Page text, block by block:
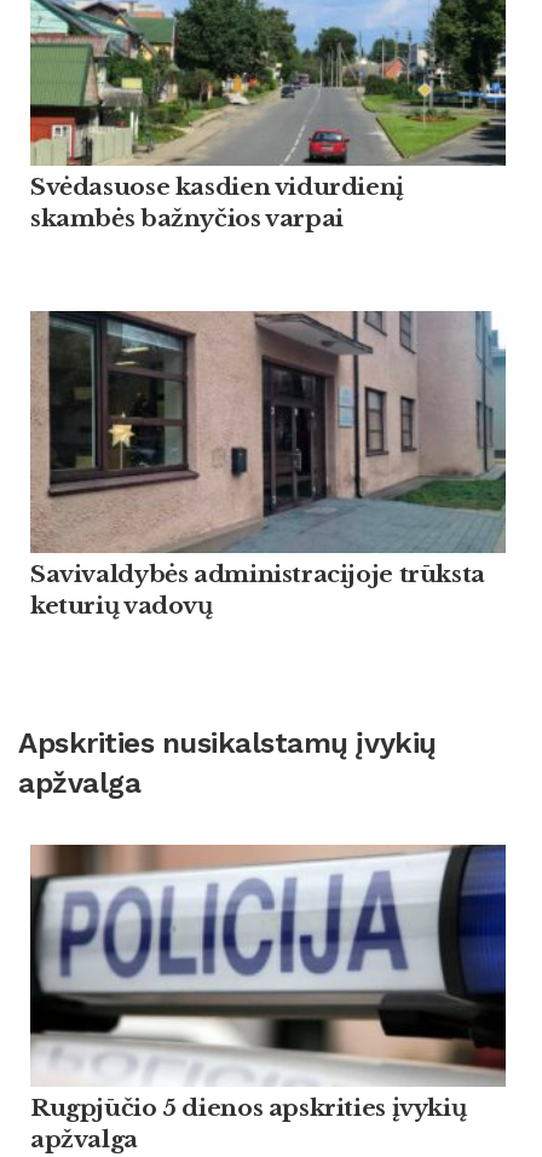
Svėdasuose kasdien vidurdienį
skambės bažnyčios varpai
Savivaldybės administracijoje trūksta
keturių vadovų
Apskrities nusikalstamų įvykių
apžvalga
Rugpjūčio 5 dienos apskrities įvykių
apžvalga